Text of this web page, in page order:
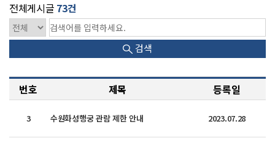
전체게시글 73건
검색
번호 제목 등록일
3 수원화성행궁 관람 제한 안내 2023.07.28